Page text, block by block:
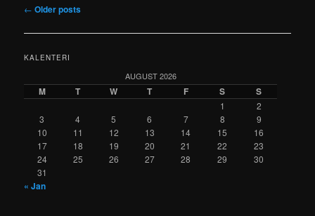
Post navigation
← Older posts
KALENTERI
AUGUST 2026
M T W T F S S
1
2
3
4 5 6 7 8
9
10
11 12 13 14 15
16
17
18 19 20 21 22
23
24
25 26 27 28 29
30
31
« Jan